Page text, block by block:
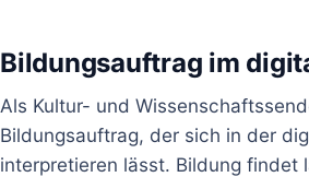
Bildungsauftrag im
Als Kultur- und
Bildungsauftrag, der sich in der
interpretieren lässt. Bildung findet